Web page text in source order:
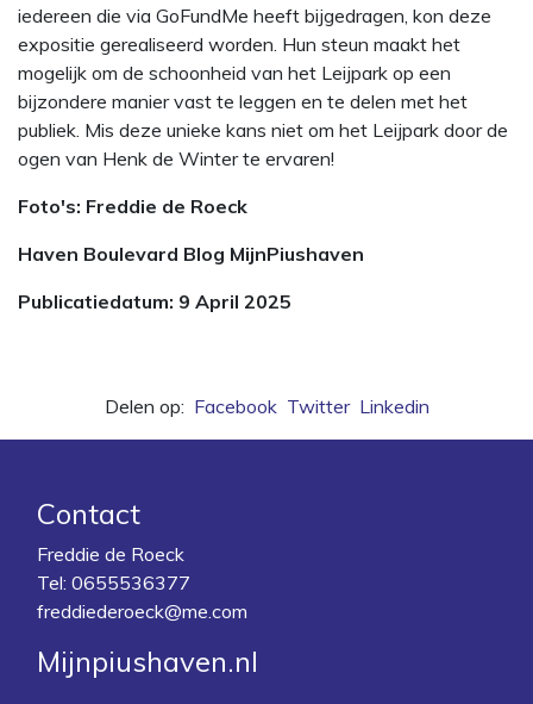
iedereen die via GoFundMe heeft bijgedragen, kon deze
expositie gerealiseerd worden. Hun steun maakt het
mogelijk om de schoonheid van het Leijpark op een
bijzondere manier vast te leggen en te delen met het
publiek. Mis deze unieke kans niet om het Leijpark door de
ogen van Henk de Winter te ervaren!
Foto's: Freddie de Roeck
Haven Boulevard Blog MijnPiushaven
Publicatiedatum: 9 April 2025
Delen op: Facebook Twitter Linkedin
Contact
Freddie de Roeck
Tel: 0655536377
freddiederoeck@me.com
Mijnpiushaven.nl